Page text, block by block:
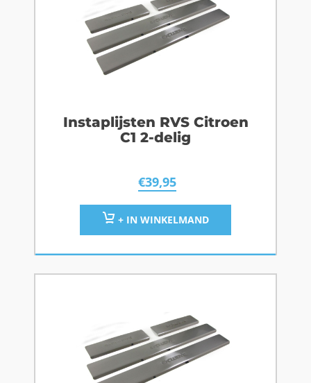
Instaplijsten RVS Citroen
C1 2-delig
€39,95
+ IN WINKELMAND